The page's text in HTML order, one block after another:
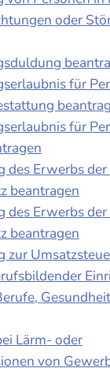
oder
für
für
des Erwerbs
beantragen
des Erwerbs
beantragen
zur
Lärm- oder
von